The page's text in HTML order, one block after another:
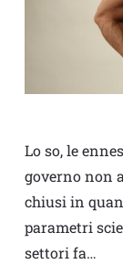
Lo so, le
governo non
chiusi in
parametri
settori fa…